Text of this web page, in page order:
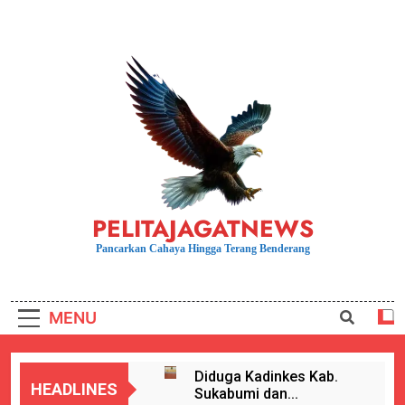
PELITAJAGATNEWS
Pancarkan Cahaya Hingga Terang Benderang
MENU
HEADLINES
Diduga Kadinkes Kab.
Sukabumi dan